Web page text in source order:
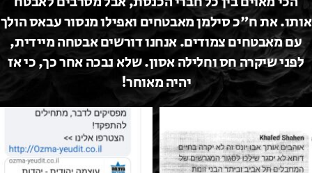
אותו. את ח"כ סילמן מאבטחים ואפילו מנסור עבאס הולך
עם מאבטחים צמודים. אנחנו דורשים אבטחה מיידית,
לפני שיקרה חס וחלילה אסון. שלא נבכה אחר כך, כי אז
יהיה מאוחר!